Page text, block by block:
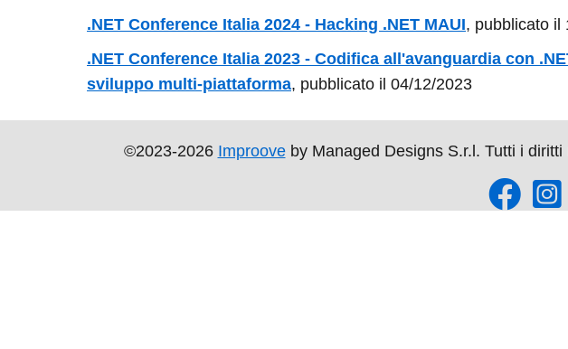
.NET Conference Italia 2024 - Hacking .NET MAUI, pubblicato il
.NET Conference Italia 2023 - Codifica all'avanguardia con
sviluppo multi-piattaforma, pubblicato il 04/12/2023
©2023-2026 Improoveby Managed Designs S.r.l. Tutti i diritti